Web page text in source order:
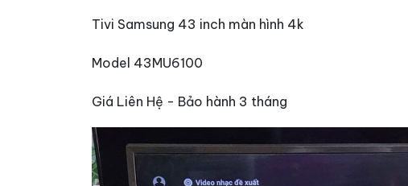
Tivi Samsung 43 inch màn hình 4k
Model 43MU6100
Giá Liên Hệ - Bảo hành 3 tháng